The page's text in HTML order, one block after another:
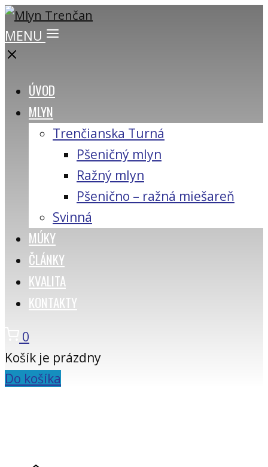
MENU
ÚVOD
MLYN
Trenčianska Turná
Pšeničný mlyn
Ražný mlyn
Pšenično – ražná miešareň
Svinná
MÚKY
ČLÁNKY
KVALITA
KONTAKTY
0
Košík je prázdny
Do košíka